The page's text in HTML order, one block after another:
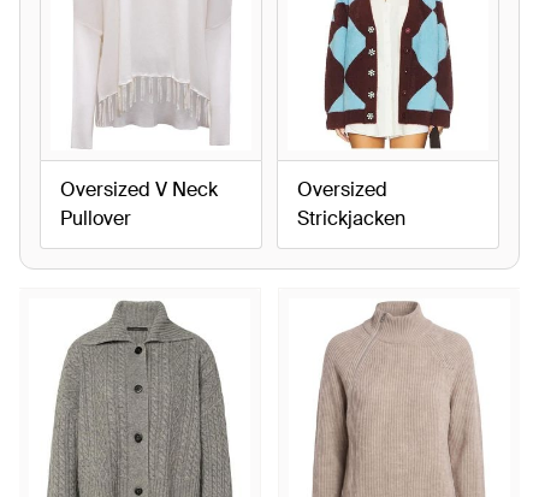
Oversized V Neck
Pullover
Oversized
Strickjacken